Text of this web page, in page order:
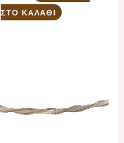
ΣΤΟ ΚΑΛΆΘΙ